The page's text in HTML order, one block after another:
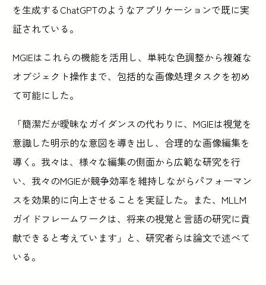
を生成するChatGPTのようなアプリケーションで既に実
証されている。
MGIEはこれらの機能を活用し、単純な色調整から複雑な
オブジェクト操作まで、包括的な画像処理タスクを初め
て可能にした。
「簡潔だが曖昧なガイダンスの代わりに、MGIEは視覚を
意識した明示的な意図を導き出し、合理的な画像編集を
導く。我々は、様々な編集の側面から広範な研究を行
い、我々のMGIEが競争効率を維持しながらパフォーマン
スを効果的に向上させることを実証した。また、MLLM
ガイドフレームワークは、将来の視覚と言語の研究に貢
献できると考えています」と、研究者らは論文で述べて
いる。